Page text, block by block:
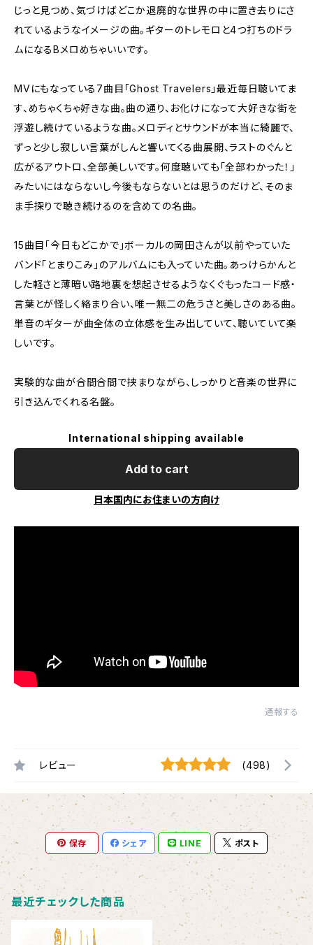
じっと見つめ、気づけばどこか退廃的な世界の中に置き去りにさ
れているようなイメージの曲。ギターのトレモロと4つ打ちのドラ
ムになるBメロめちゃいいです。
MVにもなっている7曲目「Ghost Travelers」最近毎日聴いてま
す、めちゃくちゃ好きな曲。曲の通り、お化けになって大好きな街を
浮遊し続けているような曲。メロディとサウンドが本当に綺麗で、
ずっと少し寂しい言葉がしんと響いてくる曲展開、ラストのぐんと
広がるアウトロ、全部美しいです。何度聴いても「全部わかった！」
みたいにはならないし今後もならないとは思うのだけど、そのま
ま手探りで聴き続けるのを含めての名曲。
15曲目「今日もどこかで」ボーカルの岡田さんが以前やっていた
バンド「とまりこみ」のアルバムにも入っていた曲。あっけらかんと
した軽さと薄暗い路地裏を想起させるようなくぐもったコード感・
言葉とが怪しく絡まり合い、唯一無二の危うさと美しさのある曲。
単音のギターが曲全体の立体感を生み出していて、聴いていて楽
しいです。
実験的な曲が合間合間で挟まりながら、しっかりと音楽の世界に
引き込んでくれる名盤。
International shipping available
Add to cart
日本国内にお住まいの方向け
通報する
レビュー (498)
保存 シェア LINE ポスト
最近チェックした商品